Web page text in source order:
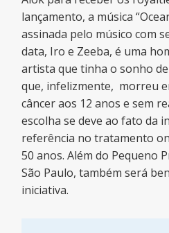
lançamento, a música
assinada pelo músico com
data, Iro e Zeeba, é uma
artista que tinha o sonho
que, infelizmente, morreu
câncer aos 12 anos e sem
escolha se deve ao fato da
referência no tratamento
50 anos. Além do Pequeno
São Paulo, também será
iniciativa.